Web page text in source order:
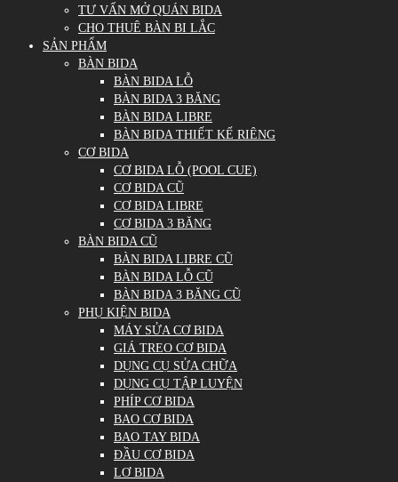
TƯ VẤN MỞ QUÁN BIDA
CHO THUÊ BÀN BI LẮC
SẢN PHẨM
BÀN BIDA
BÀN BIDA LỖ
BÀN BIDA 3 BĂNG
BÀN BIDA LIBRE
BÀN BIDA THIẾT KẾ RIÊNG
CƠ BIDA
CƠ BIDA LỖ (POOL CUE)
CƠ BIDA CŨ
CƠ BIDA LIBRE
CƠ BIDA 3 BĂNG
BÀN BIDA CŨ
BÀN BIDA LIBRE CŨ
BÀN BIDA LỖ CŨ
BÀN BIDA 3 BĂNG CŨ
PHỤ KIỆN BIDA
MÁY SỬA CƠ BIDA
GIÁ TREO CƠ BIDA
DỤNG CỤ SỬA CHỮA
DỤNG CỤ TẬP LUYỆN
PHÍP CƠ BIDA
BAO CƠ BIDA
BAO TAY BIDA
ĐẦU CƠ BIDA
LƠ BIDA